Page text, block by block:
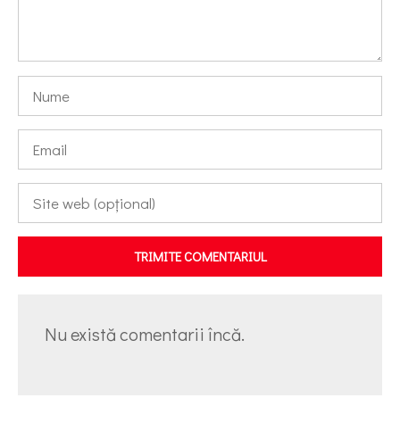
TRIMITE COMENTARIUL
Nu există comentarii încă.